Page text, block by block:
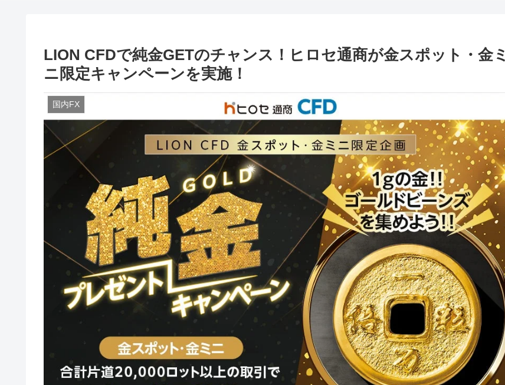
LION CFDで純金GETのチャンス！ヒロセ通商が金スポット・金ミ
ニ限定キャンペーンを実施！
国内FX